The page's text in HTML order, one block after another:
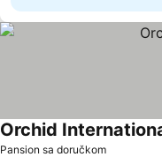
Pansion sa doručkom
Orchid